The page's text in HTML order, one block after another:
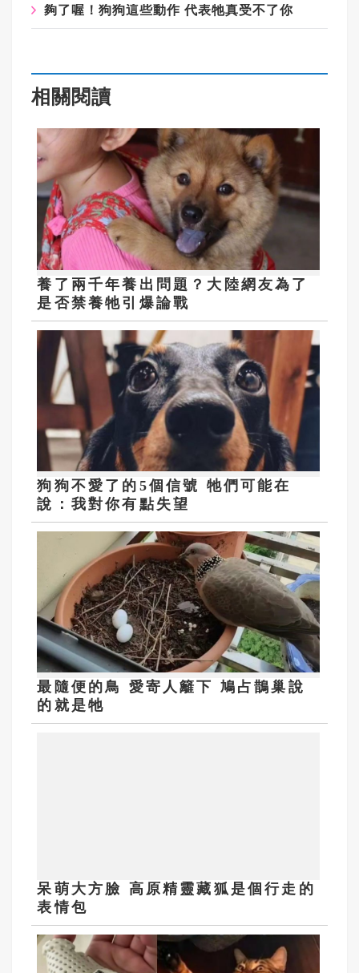
夠了喔！狗狗這些動作 代表牠真受不了你
相關閱讀
養了兩千年養出問題？大陸網友為了
是否禁養牠引爆論戰
狗狗不愛了的5個信號 牠們可能在
說：我對你有點失望
最隨便的鳥 愛寄人籬下 鳩占鵲巢說
的就是牠
呆萌大方臉 高原精靈藏狐是個行走的
表情包